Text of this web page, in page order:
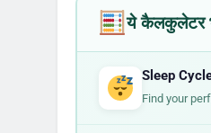
ये कैलकुलेटर
Sleep
Find your